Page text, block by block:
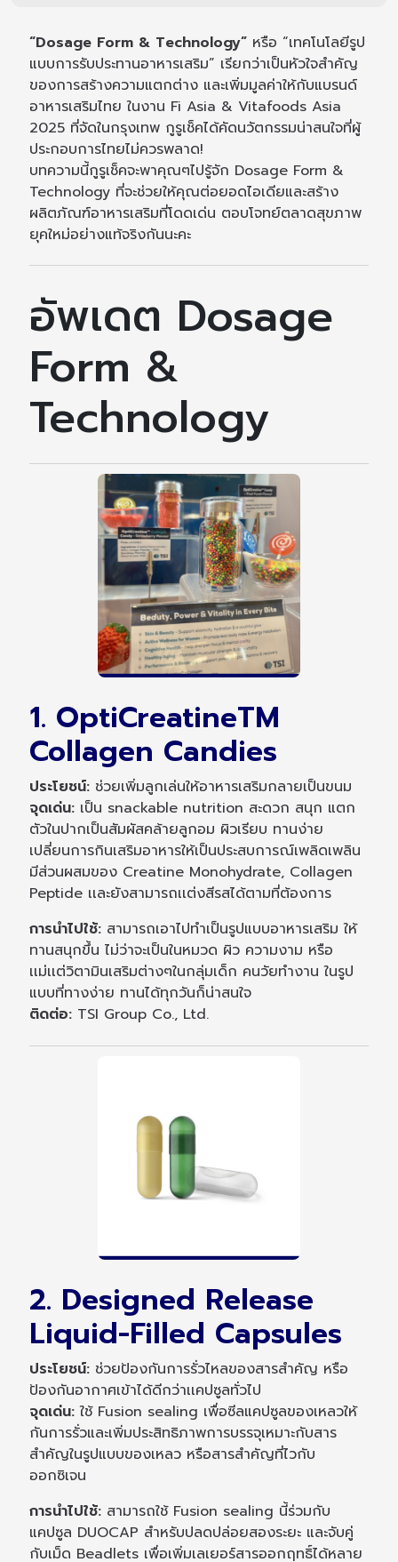
“Dosage Form & Technology” หรือ “เทคโนโลยีรูป
แบบการรับประทานอาหารเสริม” เรียกว่าเป็นหัวใจสำคัญ
ของการสร้างความแตกต่าง และเพิ่มมูลค่าให้กับแบรนด์
อาหารเสริมไทย ในงาน Fi Asia & Vitafoods Asia
2025 ที่จัดในกรุงเทพ กูรูเช็คได้คัดนวัตกรรมน่าสนใจที่ผู้
ประกอบการไทยไม่ควรพลาด!
บทความนี้กูรูเช็คจะพาคุณๆไปรู้จัก Dosage Form &
Technology ที่จะช่วยให้คุณต่อยอดไอเดียและสร้าง
ผลิตภัณฑ์อาหารเสริมที่โดดเด่น ตอบโจทย์ตลาดสุขภาพ
ยุคใหม่อย่างแท้จริงกันนะคะ
อัพเดต Dosage
Form &
Technology
1. OptiCreatineTM
Collagen Candies
ประโยชน์: ช่วยเพิ่มลูกเล่นให้อาหารเสริมกลายเป็นขนม
จุดเด่น: เป็น snackable nutrition สะดวก สนุก แตก
ตัวในปากเป็นสัมผัสคล้ายลูกอม ผิวเรียบ ทานง่าย
เปลี่ยนการกินเสริมอาหารให้เป็นประสบการณ์เพลิดเพลิน
มีส่วนผสมของ Creatine Monohydrate, Collagen
Peptide เเละยังสามารถเเต่งสีรสได้ตามที่ต้องการ
การนำไปใช้: สามารถเอาไปทำเป็นรูปแบบอาหารเสริม ให้
ทานสนุกขึ้น ไม่ว่าจะเป็นในหมวด ผิว ความงาม หรือ
เเม่เเต่วิตามินเสริมต่างๆในกลุ่มเด็ก คนวัยทำงาน ในรูป
แบบที่ทางง่าย ทานได้ทุกวันก็น่าสนใจ
ติดต่อ: TSI Group Co., Ltd.
2. Designed Release
Liquid-Filled Capsules
ประโยชน์: ช่วยป้องกันการรั่วไหลของสารสำคัญ หรือ
ป้องกันอากาศเข้าได้ดีกว่าเเคปซูลทั่วไป
จุดเด่น: ใช้ Fusion sealing เพื่อซีลแคปซูลของเหลวให้
กันการรั่วและเพิ่มประสิทธิภาพการบรรจุเหมาะกับสาร
สำคัญในรูปแบบของเหลว หรือสารสำคัญที่ไวกับ
ออกซิเจน
การนำไปใช้: สามารถใช้ Fusion sealing นี้ร่วมกับ
แคปซูล DUOCAP สำหรับปลดปล่อยสองระยะ และจับคู่
กับเม็ด Beadlets เพื่อเพิ่มเลเยอร์สารออกฤทธิ์ได้หลาย